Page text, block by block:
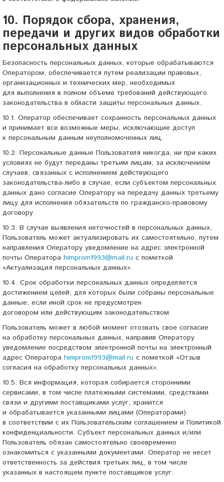
10. Порядок сбора, хранения,
передачи и других видов обработки
персональных данных
Безопасность персональных данных, которые обрабатываются
Оператором, обеспечивается путем реализации правовых,
организационных и технических мер, необходимых
для выполнения в полном объеме требований действующего
законодательства в области защиты персональных данных.
10.1. Оператор обеспечивает сохранность персональных данных
и принимает все возможные меры, исключающие доступ
к персональным данным неуполномоченных лиц.
10.2. Персональные данные Пользователя никогда, ни при каких
условиях не будут переданы третьим лицам, за исключением
случаев, связанных с исполнением действующего
законодательства-либо в случае, если субъектом персональных
данных дано согласие Оператору на передачу данных третьему
лицу для исполнения обязательств по гражданско-правовому
договору.
10.3. В случае выявления неточностей в персональных данных,
Пользователь может актуализировать их самостоятельно, путем
направления Оператору уведомление на адрес электронной
почты Оператора himprom1993@mail.ru c пометкой
«Актуализация персональных данных».
10.4. Срок обработки персональных данных определяется
достижением целей, для которых были собраны персональные
данные, если иной срок не предусмотрен
договором или действующим законодательством
Пользователь может в любой момент отозвать свое согласие
на обработку персональных данных, направив Оператору
уведомление посредством электронной почты на электронный
адрес Оператора himprom1993@mail.ru с пометкой «Отзыв
согласия на обработку персональных данных».
10.5. Вся информация, которая собирается сторонними
сервисами, в том числе платежными системами, средствами
связи и другими поставщиками услуг, хранится
и обрабатывается указанными лицами (Операторами)
в соответствии с их Пользовательским соглашением и Политикой
конфиденциальности. Субъект персональных данных и/или
Пользователь обязан самостоятельно своевременно
ознакомиться с указанными документами. Оператор не несет
ответственность за действия третьих лиц, в том числе
указанных в настоящем пункте поставщиков услуг.